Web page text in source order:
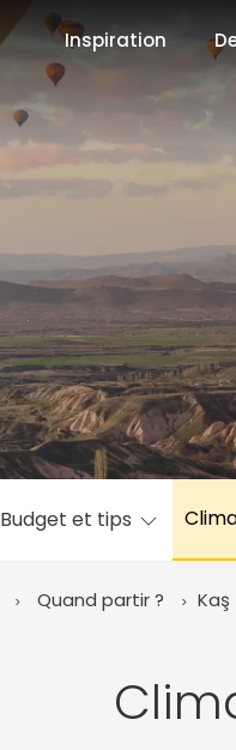
Inspiration
Budget et tips
Quand partir ? Kaş
📍
☀️ Où partir
Janvier
Octobre
✨ Envies